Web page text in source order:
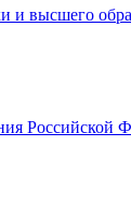
и высшего
Российской